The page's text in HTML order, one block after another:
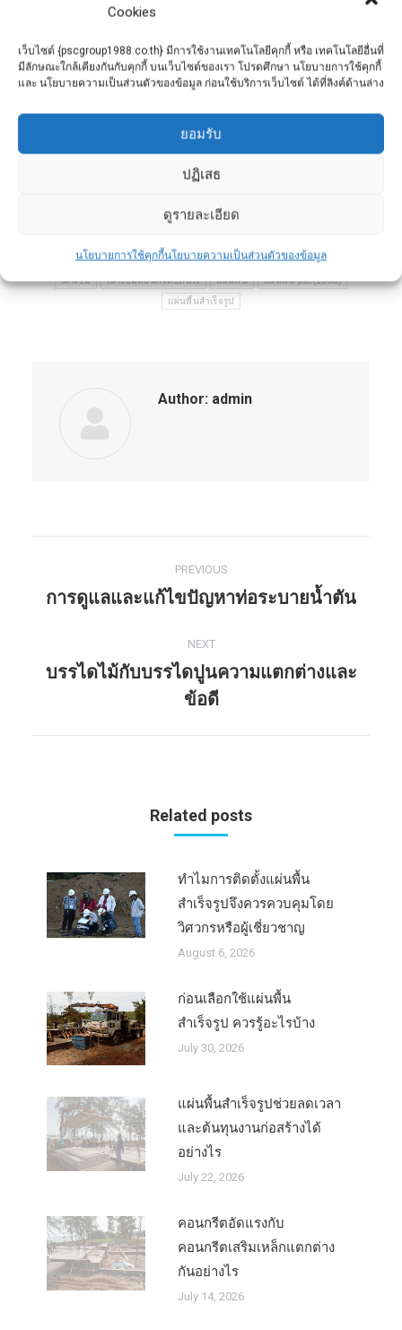
Cookies
เว็บไซต์ {pscgroup1988.co.th} มีการใช้งานเทคโนโลยีคุกกี้ หรือ เทคโนโลยีอื่นที่
มีลักษณะใกล้เคียงกันกับคุกกี้ บนเว็บไซต์ของเรา โปรดศึกษา นโยบายการใช้คุกกี้
และ นโยบายความเป็นส่วนตัวของข้อมูล ก่อนใช้บริการเว็บไซต์ ได้ที่ลิงค์ด้านล่าง
ยอมรับ
ปฏิเสธ
ดูรายละเอียด
นโยบายการใช้คุกกี้นโยบายความเป็นส่วนตัวของข้อมูล
การสร้างบันไดปูนต้องการการวางแผนและความ
การเตรียมพื้นที่ การติดตั้งเหล็กเสริม การเทปูน
การตกแต่งพื้นผิว และการบ่มปูน การทำตามขั้น
ความแข็งแรง ทนทาน และสวยงาม
ข่าวประชาสัมพันธ์ Byadmin
ท่อระบายน้ำคอนกรีตอัดแรง (แบบเหลี่ยม) พี เอส ซี กรุ๊ป เสารั้ว
เสาเข็ม เสาเข็มคอนกรีตอัดแรง แผ่นพื้น แผ่นพื้น psc(1988)
แผ่นพื้นสำเร็จรูป
Author: admin
navigation
PREVIOUS
Previous
การดูแลและแก้ไขปัญหาท่อระบายน้ำตัน
NEXT
Next
post:
บรรไดไม้กับบรรไดปูนความแตกต่างและ
ข้อดี
Related posts
ทำไมการติดตั้งแผ่นพื้น
สำเร็จรูปจึงควรควบคุมโดย
วิศวกรหรือผู้เชี่ยวชาญ
August 6, 2026
ก่อนเลือกใช้แผ่นพื้น
สำเร็จรูป ควรรู้อะไรบ้าง
July 30, 2026
แผ่นพื้นสำเร็จรูปช่วยลดเวลา
และต้นทุนงานก่อสร้างได้
อย่างไร
July 22, 2026
คอนกรีตอัดแรงกับ
คอนกรีตเสริมเหล็กแตกต่าง
กันอย่างไร
July 14, 2026